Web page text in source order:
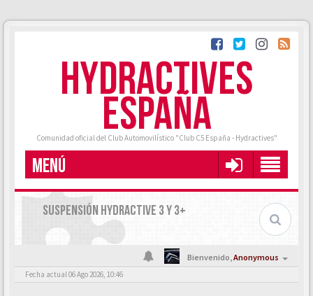
HYDRACTIVES
ESPAÑA
Comunidad oficial del Club Automovilístico "Club C5 España - Hydractives"
MENÚ
SUSPENSIÓN HYDRACTIVE 3 Y 3+
Bienvenido,Anonymous
Fecha actual 06 Ago 2026, 10:46